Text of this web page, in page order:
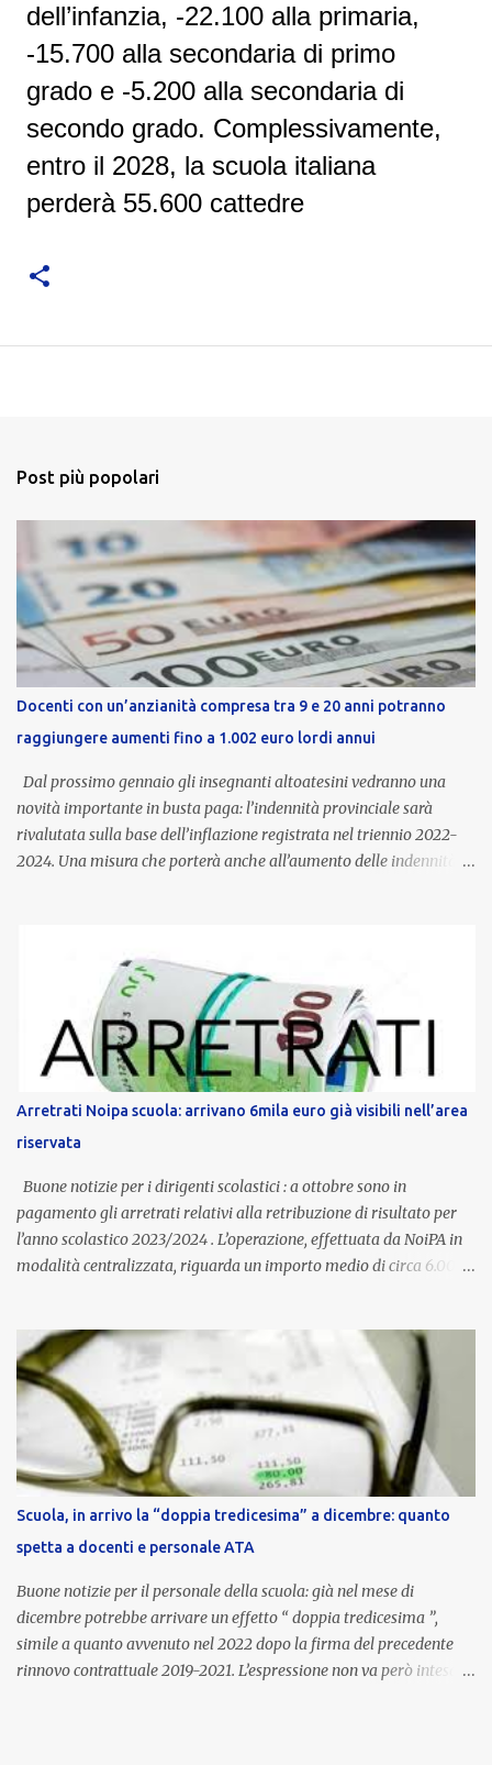
dell’infanzia, -22.100 alla primaria,
-15.700 alla secondaria di primo
grado e -5.200 alla secondaria di
secondo grado. Complessivamente,
entro il 2028, la scuola italiana
perderà 55.600 cattedre
Post più popolari
Docenti con un’anzianità compresa tra 9 e 20 anni potranno
raggiungere aumenti fino a 1.002 euro lordi annui
Dal prossimo gennaio gli insegnanti altoatesini vedranno una
novità importante in busta paga: l’indennità provinciale sarà
rivalutata sulla base dell’inflazione registrata nel triennio 2022-
2024. Una misura che porterà anche all’aumento delle indennità di
dedicato alle donne vittime di violenza di genere, in linea con la
normativa nazionale e con l’obiettivo di offrire maggiore tutela e
supporto in situazioni delicate. L’indennità provinciale per i docenti
è un unicum in Italia: si tratta di una misura esclusiva della
Provincia autonoma di Bolzano, che integra in maniera stabile lo
stipendio nazionale grazie alle prerogative garantite
dall’autonomia locale. Non è un bonus temporaneo né un
compenso accessorio, ma una voce strutturale di retribuzione,
aggiornata periodicamente in base al cost...
Arretrati Noipa scuola: arrivano 6mila euro già visibili nell’area
riservata
Buone notizie per i dirigenti scolastici : a ottobre sono in
pagamento gli arretrati relativi alla retribuzione di risultato per
l’anno scolastico 2023/2024 . L’operazione, effettuata da NoiPA in
modalità centralizzata, riguarda un importo medio di circa 6.000
ordinaria di ottobre . Cos’è la retribuzione di risultato La
retribuzione di risultato rappresenta la parte variabile dello
stipendio dei dirigenti scolastici. Viene corrisposta per valorizzare
la qualità dell’attività svolta, la gestione delle risorse e il
raggiungimento degli obiettivi fissati dal Ministero dell’Istruzione
e del Merito (MIM) . Per l’anno scolastico 2023/2024, il MIM ha
completato la procedura di valutazione e trasmesso i dati a NoiPA,
che ha poi disposto la liquidazione automatica in busta paga . Gli
importi e le trattenute L’importo medio lordo riconosciuto è di 6....
Scuola, in arrivo la “doppia tredicesima” a dicembre: quanto
spetta a docenti e personale ATA
Buone notizie per il personale della scuola: già nel mese di
dicembre potrebbe arrivare un effetto “ doppia tredicesima ”,
simile a quanto avvenuto nel 2022 dopo la firma del precedente
rinnovo contrattuale 2019-2021. L’espressione non va però intesa in